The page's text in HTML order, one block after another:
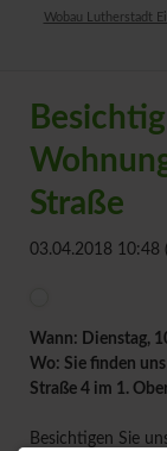
Wobau Lutherstadt
Straße
03.04.2018 10:48
Wann: Dienstag,
Wo: Sie finden
Straße 4 im 1.
Besichtigen Sie